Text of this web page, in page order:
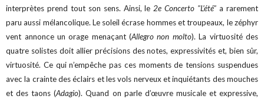
interprètes prend tout son sens. Ainsi, le 2e Concerto "L’été" a rarement
paru aussi mélancolique. Le soleil écrase hommes et troupeaux, le zéphyr
vent annonce un orage menaçant (Allegro non molto). La virtuosité des
quatre solistes doit allier précisions des notes, expressivités et, bien sûr,
virtuosité. Ce qui n’empêche pas ces moments de tensions suspendues
avec la crainte des éclairs et les vols nerveux et inquiétants des mouches
et des taons (Adagio). Quand on parle d’œuvre musicale et expressive,